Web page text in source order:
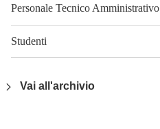
Personale Tecnico Amministrativo
Studenti
Vai all'archivio